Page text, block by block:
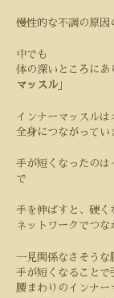
慢性的な不調の原因
中でも
体の深いところにあ
マッスル」
インナーマッスル
全身につながってい
手が短くなったのは
で
手を伸ばすと、硬く
ネットワークでつな
一見関係なさそうな
手が短くなることで
腰まわりのインナ